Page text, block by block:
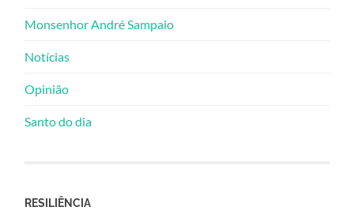
Monsenhor André Sampaio
Notícias
Opinião
Santo do dia
RESILIÊNCIA